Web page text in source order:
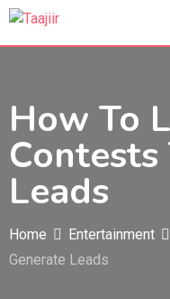
Skip
content
How To
Contests
Leads
Home Entertainment
Generate Leads